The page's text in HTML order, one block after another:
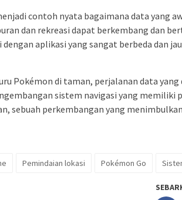
contoh nyata bagaimana data yang
dan rekreasi dapat berkembang dan
aplikasi yang sangat berbeda dan
Pokémon di taman, perjalanan data
sistem navigasi yang memiliki
sebuah perkembangan yang
Pemindaian lokasi Pokémon Go